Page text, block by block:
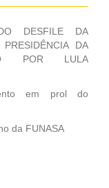
DESFILE DA
DA
POR LULA
em prol do
da FUNASA